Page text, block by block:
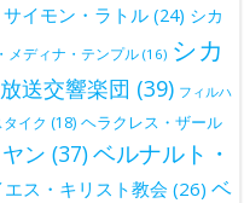
イモン・ラトル (24) シカ
メディナ・テンプル (16) シカ
送交響楽団 (39) フィルハ
イク (18) ヘラクレス・ザール
ン (37)ベルナルト・
ス・キリスト教会 (26) ベ